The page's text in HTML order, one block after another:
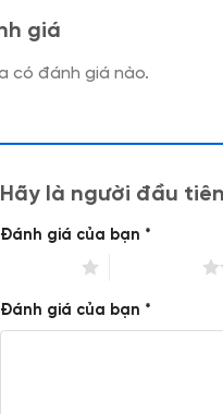
giá
có đánh giá nào.
Hãy là người đầu
Đánh giá của bạn *
Đánh giá của bạn *